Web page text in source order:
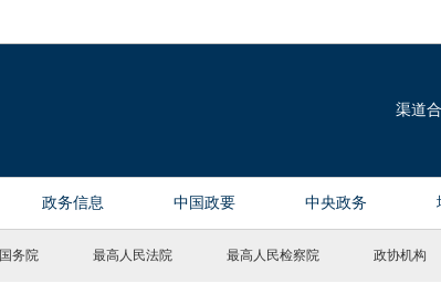
国务院 最高人民法院 最高人民检察院 政协机构